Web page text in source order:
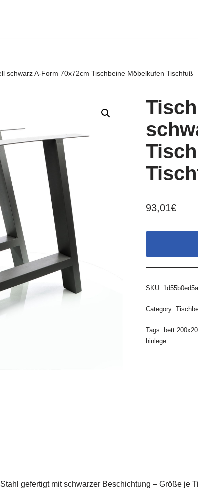
schwarz A-Form 70x72cm Tischbeine Möbelkufen Tischfuß
93,01€
SKU:
Category:
Tags: bett
hinlege
gefertigt mit schwarzer Beschichtung – Größe je